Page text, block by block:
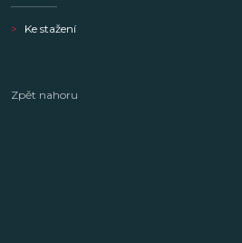
Ke stažení
Zpět nahoru